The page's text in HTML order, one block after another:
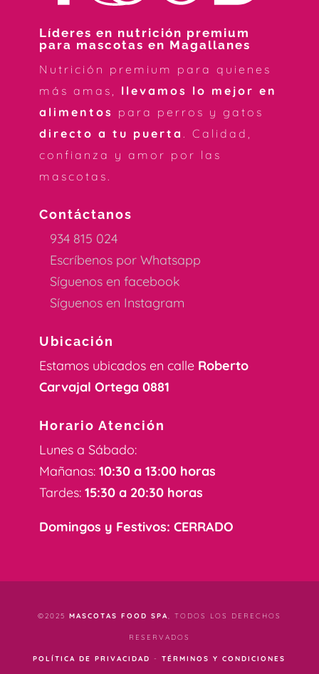
Líderes en nutrición premium
para mascotas en Magallanes
Nutrición premium para quienes
más amas, llevamos lo mejor en
alimentos para perros y gatos
directo a tu puerta . Calidad,
confianza y amor por las
mascotas.
Contáctanos
934 815 024
Escríbenos por Whatsapp
Síguenos en facebook
Síguenos en Instagram
Ubicación
Estamos ubicados en calle Roberto
Carvajal Ortega 0881
Horario Atención
Lunes a Sábado:
Mañanas: 10:30 a 13:00 horas
Tardes: 15:30 a 20:30 horas
Domingos y Festivos: CERRADO
©2025 MASCOTAS FOOD SPA, TODOS LOS DERECHOS
RESERVADOS
POLÍTICA DE PRIVACIDAD -TÉRMINOS Y CONDICIONES